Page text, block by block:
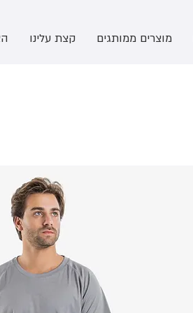
מוצרים ממותגים קצת עלינו